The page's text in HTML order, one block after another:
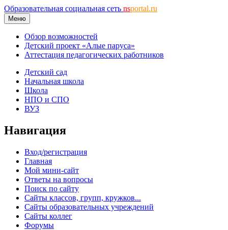
Образовательная социальная сеть nsportal.ru
Меню
Обзор возможностей
Детский проект «Алые паруса»
Аттестация педагогических работников
Детский сад
Начальная школа
Школа
НПО и СПО
ВУЗ
Навигация
Вход/регистрация
Главная
Мой мини-сайт
Ответы на вопросы
Поиск по сайту
Сайты классов, групп, кружков...
Сайты образовательных учреждений
Сайты коллег
Форумы